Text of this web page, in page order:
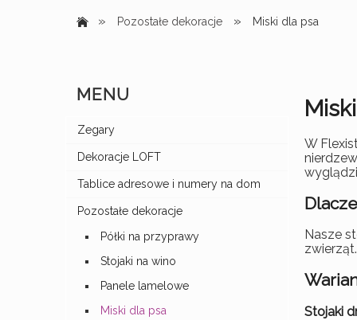
»
Pozostałe dekoracje » Miski dla psa
MENU
Zegary
Dekoracje LOFT
Tablice adresowe i numery na dom
Pozostałe dekoracje
Półki na przyprawy
Stojaki na wino
Panele lamelowe
Miski dla psa
W
Nasze
Stojaki